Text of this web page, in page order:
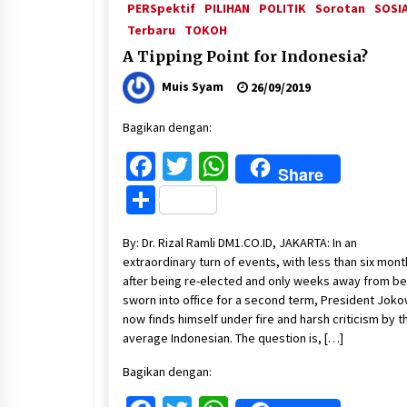
PERSpektif
PILIHAN POLITIK Sorotan
Terbaru
TOKOH
A Tipping Point for Indonesia?
Muis Syam 26/09/2019
Bagikan dengan:
Facebook
Twitter
WhatsApp
Share
Share
By: Dr. Rizal Ramli DM1.CO.ID, JAKARTA: In an
extraordinary turn of events, with less than six
after being re-elected and only weeks away from
sworn into office for a second term, President
now finds himself under fire and harsh criticism by
average Indonesian. The question is, […]
Bagikan dengan: